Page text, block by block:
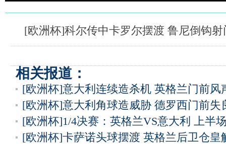
[欧洲杯]科尔传中卡罗尔摆渡 鲁尼倒钩射
相关报道：
[欧洲杯]意大利连续造杀机 英格兰门前风
[欧洲杯]意大利角球造威胁 德罗西门前失
[欧洲杯]1/4决赛：英格兰VS意大利 上半
[欧洲杯]卡萨诺头球摆渡 英格兰后卫仓皇